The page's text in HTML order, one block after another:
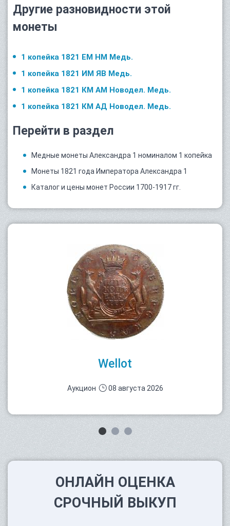
Другие разновидности этой
монеты
1 копейка 1821 ЕМ НМ Медь.
1 копейка 1821 ИМ ЯВ Медь.
1 копейка 1821 КМ АМ Новодел. Медь.
1 копейка 1821 КМ АД Новодел. Медь.
Перейти в раздел
Медные монеты Александра 1 номиналом 1 копейка
Монеты 1821 года Императора Александра 1
Каталог и цены монет России 1700-1917 гг.
Wellot
Аукцион 08 августа 2026
ОНЛАЙН ОЦЕНКА
СРОЧНЫЙ ВЫКУП